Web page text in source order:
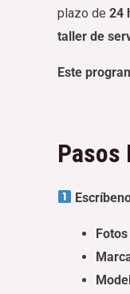
plazo de 24
taller de
Este
Pasos
Fotos